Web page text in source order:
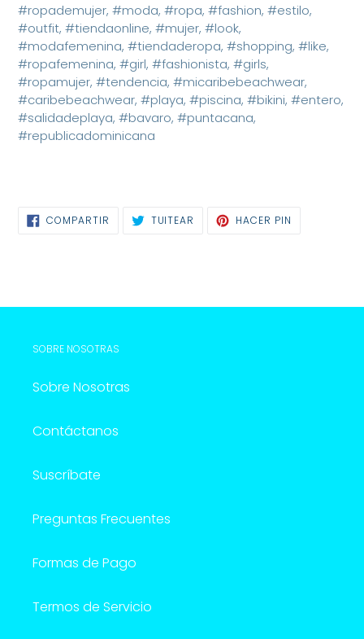
#ropademujer, #moda, #ropa, #fashion, #estilo,
#outfit, #tiendaonline, #mujer, #look,
#modafemenina, #tiendaderopa, #shopping, #like,
#ropafemenina, #girl, #fashionista, #girls,
#ropamujer, #tendencia, #micaribebeachwear,
#caribebeachwear, #playa, #piscina, #bikini, #entero,
#salidadeplaya, #bavaro, #puntacana,
#republicadominicana
COMPARTIR TUITEAR HACER PIN
SOBRE NOSOTRAS
Sobre Nosotras
Contáctanos
Suscríbate
Preguntas Frecuentes
Formas de Pago
Termos de Servicio